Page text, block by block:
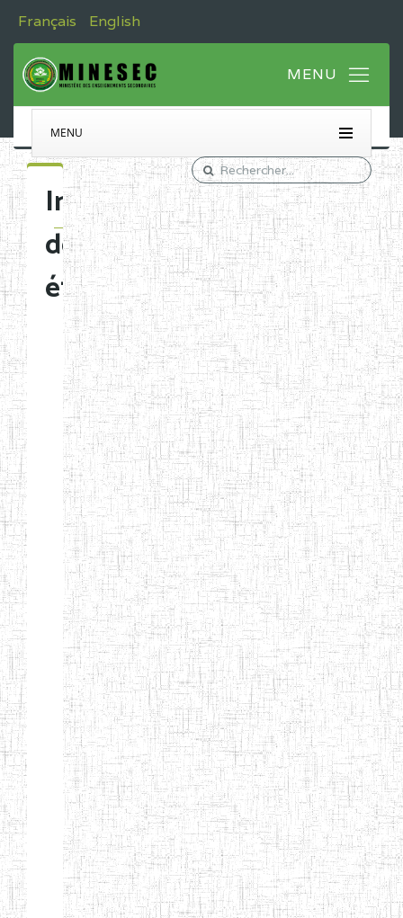
Français English
MENU
Immatriculation
des
établissements
Etablissements
d'enseignement
normal
ENI
Chercher:
Effacer les filtres
Denomination
Type
Nature
Arrondissement